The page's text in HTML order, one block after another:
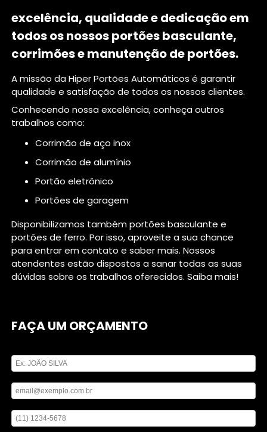
excelência, qualidade e dedicação em
todos os nossos portões basculante,
corrimões e manutenção de portões.
A missão da Hiper Portões Automáticos é garantir
qualidade e satisfação de todos os nossos clientes.
Conhecendo nossa excelência, conheça outros
trabalhos como:
corrimão de aço inox
corrimão de alumínio
portão eletrônico
portões de garagem
Disponibilizamos também portões basculante e
portões de ferro. Por isso, aproveite a sua chance
para entrar em contato e saber mais. Nossos
atendentes estão dispostos a sanar todas as suas
dúvidas sobre os trabalhos oferecidos. Saiba mais!
FAÇA UM ORÇAMENTO